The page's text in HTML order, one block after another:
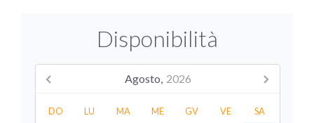
Disponibilità
Agosto, 2026
DO LU MA ME GV VE SA